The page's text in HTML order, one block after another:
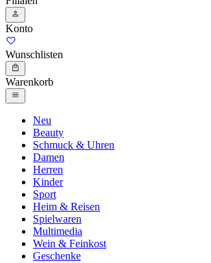
Konto
Wunschlisten
Warenkorb
Neu
Beauty
Schmuck & Uhren
Damen
Herren
Kinder
Sport
Heim & Reisen
Spielwaren
Multimedia
Wein & Feinkost
Geschenke